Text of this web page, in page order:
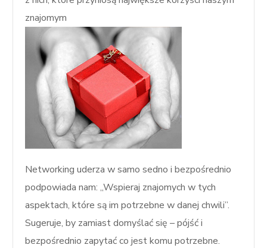
znajomym
Networking uderza w samo sedno i bezpośrednio
podpowiada nam: „Wspieraj znajomych w tych
aspektach, które są im potrzebne w danej chwili”.
Sugeruje, by zamiast domyślać się – pójść i
bezpośrednio zapytać co jest komu potrzebne.